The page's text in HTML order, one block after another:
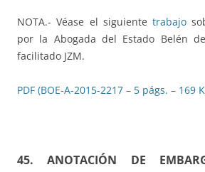
NOTA.- Véase el siguiente trabajo
por la Abogada del Estado Belén
facilitado JZM.
PDF (BOE-A-2015-2217 – 5 págs. – 169
45. ANOTACIÓN DE